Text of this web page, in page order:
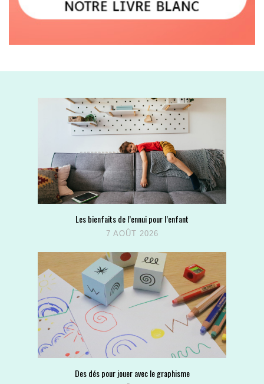
Les bienfaits de l’ennui pour l’enfant
7 AOÛT 2026
Des dés pour jouer avec le graphisme